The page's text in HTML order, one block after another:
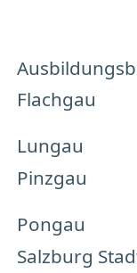
Flachgau
Lungau
Pinzgau
Pongau
Salzburg